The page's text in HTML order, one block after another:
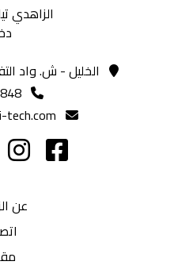
الزاهدي
الخليل - ش. واد
عن